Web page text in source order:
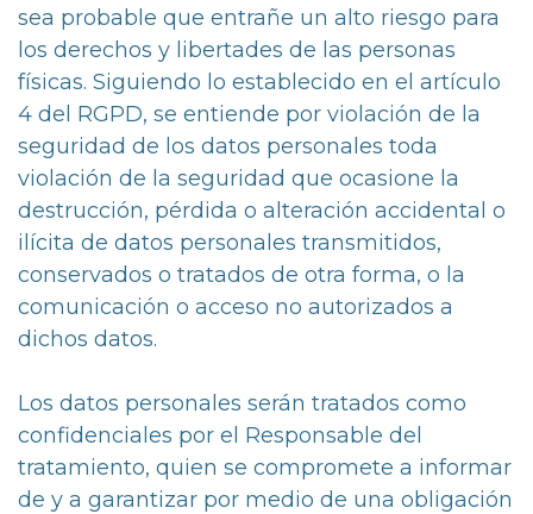
sea probable que entrañe un alto riesgo para
los derechos y libertades de las personas
físicas. Siguiendo lo establecido en el artículo
4 del RGPD, se entiende por violación de la
seguridad de los datos personales toda
violación de la seguridad que ocasione la
destrucción, pérdida o alteración accidental o
ilícita de datos personales transmitidos,
conservados o tratados de otra forma, o la
comunicación o acceso no autorizados a
dichos datos.
Los datos personales serán tratados como
confidenciales por el Responsable del
tratamiento, quien se compromete a informar
de y a garantizar por medio de una obligación